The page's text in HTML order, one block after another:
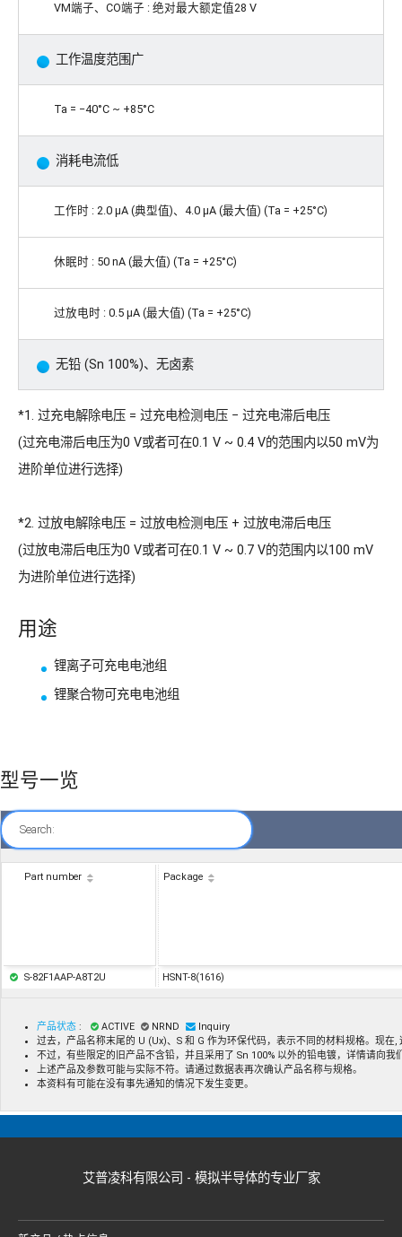
VM端子、CO端子 : 绝对最大额定值28 V
工作温度范围广
Ta = −40°C ~ +85°C
消耗电流低
工作时 : 2.0 μA (典型值)、4.0 μA (最大值) (Ta = +25°C)
休眠时 : 50 nA (最大值) (Ta = +25°C)
过放电时 : 0.5 μA (最大值) (Ta = +25°C)
无铅 (Sn 100%)、无卤素
*1. 过充电解除电压 = 过充电检测电压 − 过充电滞后电压
(过充电滞后电压为0 V或者可在0.1 V ~ 0.4 V的范围内以50 mV为
进阶单位进行选择)
*2. 过放电解除电压 = 过放电检测电压 + 过放电滞后电压
(过放电滞后电压为0 V或者可在0.1 V ~ 0.7 V的范围内以100 mV
为进阶单位进行选择)
用途
锂离子可充电电池组
锂聚合物可充电电池组
型号一览
Search:
Part number Package
S-82F1AAP-A8T2U HSNT-8(1616)
产品状态 : ACTIVE NRND
Inquiry
过去，产品名称末尾的 U (Ux)、S 和 G 作为环保代码，表示不同的材料规格。现
不过，有些限定的旧产品不含铅，并且采用了 Sn 100% 以外的铅电镀，详情请向我
上述产品及参数可能与实际不符。请通过数据表再次确认产品名称与规格。
本资料有可能在没有事先通知的情况下发生变更。
艾普凌科有限公司 - 模拟半导体的专业厂家